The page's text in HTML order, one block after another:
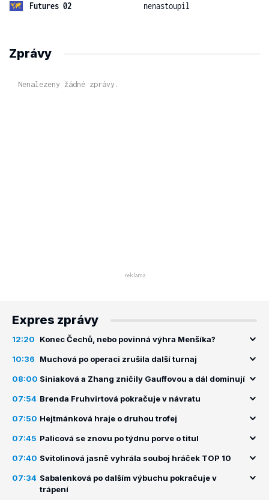
Futures 02
nenastoupil
Zprávy
Nenalezeny žádné zprávy.
Expres zprávy
12:20 Konec Čechů, nebo povinná výhra Menšíka?
10:36 Muchová po operaci zrušila další turnaj
08:00 Siniaková a Zhang zničily Gauffovou a dál dominují
07:54 Brenda Fruhvirtová pokračuje v návratu
07:50 Hejtmánková hraje o druhou trofej
07:45 Palicová se znovu po týdnu porve o titul
07:40 Svitolinová jasně vyhrála souboj hráček TOP 10
07:34 Sabalenková po dalším výbuchu pokračuje v
trápení